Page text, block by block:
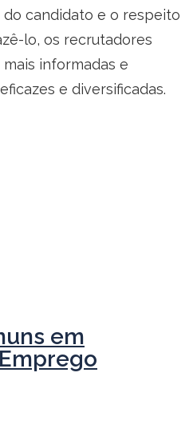
candidato e o respeito
lo, os recrutadores
informadas e
e diversificadas.
em